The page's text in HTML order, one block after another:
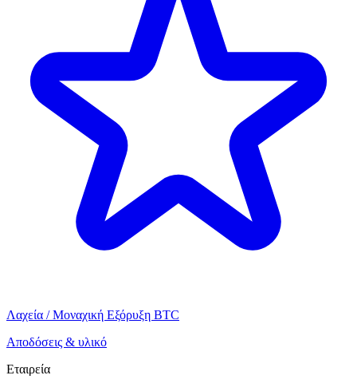
Λαχεία / Μοναχική Εξόρυξη BTC
Αποδόσεις & υλικό
Εταιρεία